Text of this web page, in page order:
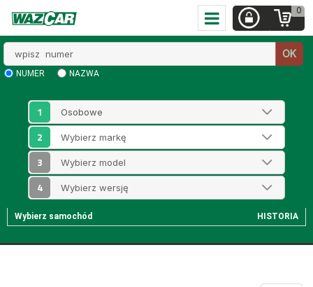
0
numer
OK
NUMER NAZWA
1
2
3
4
Wybierz samochód HISTORIA